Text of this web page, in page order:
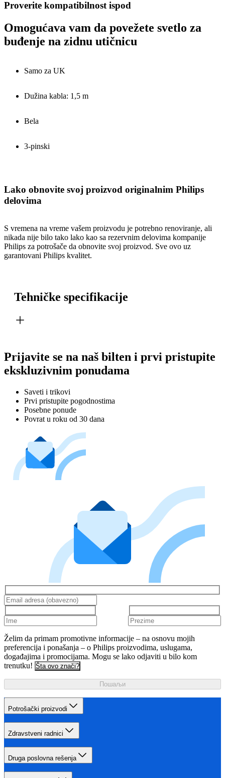
Proverite kompatibilnost ispod
Omogućava vam da povežete svetlo za
buđenje na zidnu utičnicu
Samo za UK
Dužina kabla: 1,5 m
Bela
3-pinski
Lako obnovite svoj proizvod originalnim Philips
delovima
S vremena na vreme vašem proizvodu je potrebno renoviranje, ali
nikada nije bilo tako lako kao sa rezervnim delovima kompanije
Philips za potrošače da obnovite svoj proizvod. Sve ovo uz
garantovani Philips kvalitet.
Tehničke specifikacije
Prijavite se na naš bilten i prvi pristupite
ekskluzivnim ponudama
Saveti i trikovi
Prvi pristupite pogodnostima
Posebne ponude
Povrat u roku od 30 dana
Želim da primam promotivne informacije – na osnovu mojih
preferencija i ponašanja – o Philips proizvodima, uslugama,
događajima i promocijama. Mogu se lako odjaviti u bilo kom
trenutku! Šta ovo znači?
Пошаљи
Potrošački proizvodi
Zdravstveni radnici
Druga poslovna rešenja